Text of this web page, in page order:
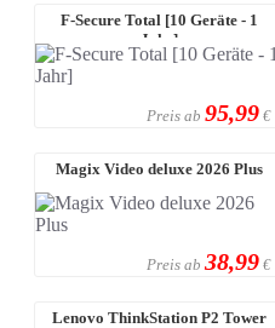
F-Secure Total [10 Geräte - 1
Jahr]
Preis ab 95,99 €
Magix Video deluxe 2026 Plus
Preis ab 38,99 €
Lenovo ThinkStation P2 Tower